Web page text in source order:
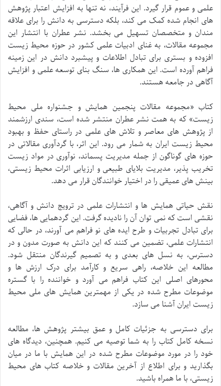
علمی و عموم قرار گیرد. این فرآیند، نه تنها به افزایش اعتبار پژوهش
های انجام شده کمک می کند، بلکه دسترسی به دانش را برای علاقه
مندان و متخصصان تسهیل می بخشد. نشر عطران با انتشار این
مجموعه مقالات، به غنای ادبیات علمی کشور در حوزه محیط زیست
افزوده و بستری برای تبادل اطلاعات و پیشبرد دانش در این زمینه
فراهم آورده است. این همکاری ها، سنگ بنای توسعه علمی و افزایش
آگاهی در جامعه هستند.
کتاب «مجموعه مقالات پنجمین همایش و جشنواره ملی محیط
زیست» که به همت نشر عطران منتشر شده است، سندی ارزشمند
از پژوهش های معاصر و تلاش های علمی در راستای حفظ و بهبود
محیط زیست ایران به شمار می رود. این اثر، با گردآوری مقالاتی در
حوزه های گوناگون از جمله مدیریت پسماند، نوآوری در مواد زیست
تخریب پذیر، مدیریت بلایای طبیعی و ارزیابی اثرات محیط زیستی،
بینش های عمیقی را در اختیار خوانندگان قرار می دهد.
نقش حیاتی همایش ها و انتشارات علمی در ترویج دانش و آگاهی،
نقشی است که نمی توان آن را نادیده گرفت. این گردهمایی ها، فضایی
برای تبادل تجربیات و طرح ایده های نو فراهم می آورند، در حالی که
انتشارات علمی، تضمین می کنند که این دانش به صورت مدون و در
دسترس، به نسل های بعدی و به تصمیم گیرندگان منتقل شود.
مطالعه این خلاصه، راهی سریع و کارآمد برای درک ارزش ها و
محورهای اصلی این کتاب فراهم می آورد و خواننده را با گستره
موضوعات مطرح شده در یکی از مهمترین همایش های ملی محیط
زیست ایران آشنا می سازد.
برای دسترسی به جزئیات کامل و عمق بیشتر پژوهش ها، مطالعه
نسخه کامل کتاب را به شما توصیه می کنیم. همچنین، دیدگاه های
خود را در مورد موضوعات مطرح شده در این همایش با ما در میان
بگذارید و برای اطلاع از آخرین مقالات و خلاصه کتاب های محیط
زیستی، با ما همراه باشید.